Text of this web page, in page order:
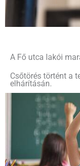
A Fő utca lakói
Csőtörés történt a
elhárításán.